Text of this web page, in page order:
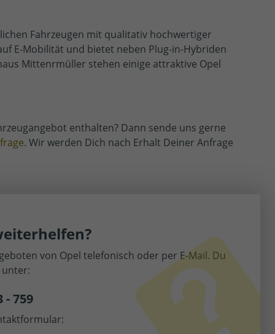
Fahrzeugen mit qualitativ hochwertiger
E-Mobilität und bietet neben Plug-in-Hybriden
Mittenrmüller stehen einige attraktive Opel
enthalten? Dann sende uns gerne
. Wir werden Dich nach Erhalt Deiner Anfrage
von Opel telefonisch oder per E-Mail. Du
- 759